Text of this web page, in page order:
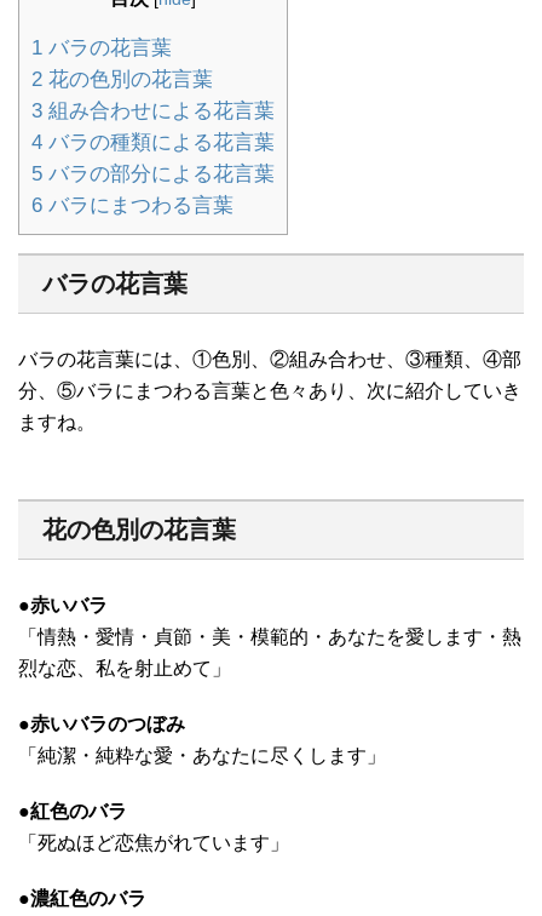
1 バラの花言葉
2 花の色別の花言葉
3 組み合わせによる花言葉
4 バラの種類による花言葉
5 バラの部分による花言葉
6 バラにまつわる言葉
バラの花言葉
バラの花言葉には、①色別、②組み合わせ、③種類、④部
分、⑤バラにまつわる言葉と色々あり、次に紹介していき
ますね。
花の色別の花言葉
●赤いバラ
「情熱・愛情・貞節・美・模範的・あなたを愛します・熱
烈な恋、私を射止めて」
●赤いバラのつぼみ
「純潔・純粋な愛・あなたに尽くします」
●紅色のバラ
「死ぬほど恋焦がれています」
●濃紅色のバラ